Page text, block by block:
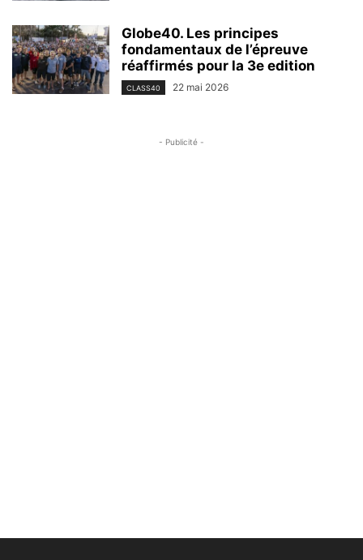
Globe40. Les principes
fondamentaux de l’épreuve
réaffirmés pour la 3e edition
CLASS40 22 mai 2026
- Publicité -